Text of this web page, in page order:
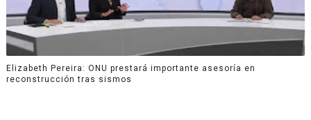
Elizabeth Pereira: ONU prestará importante asesoría en
reconstrucción tras sismos